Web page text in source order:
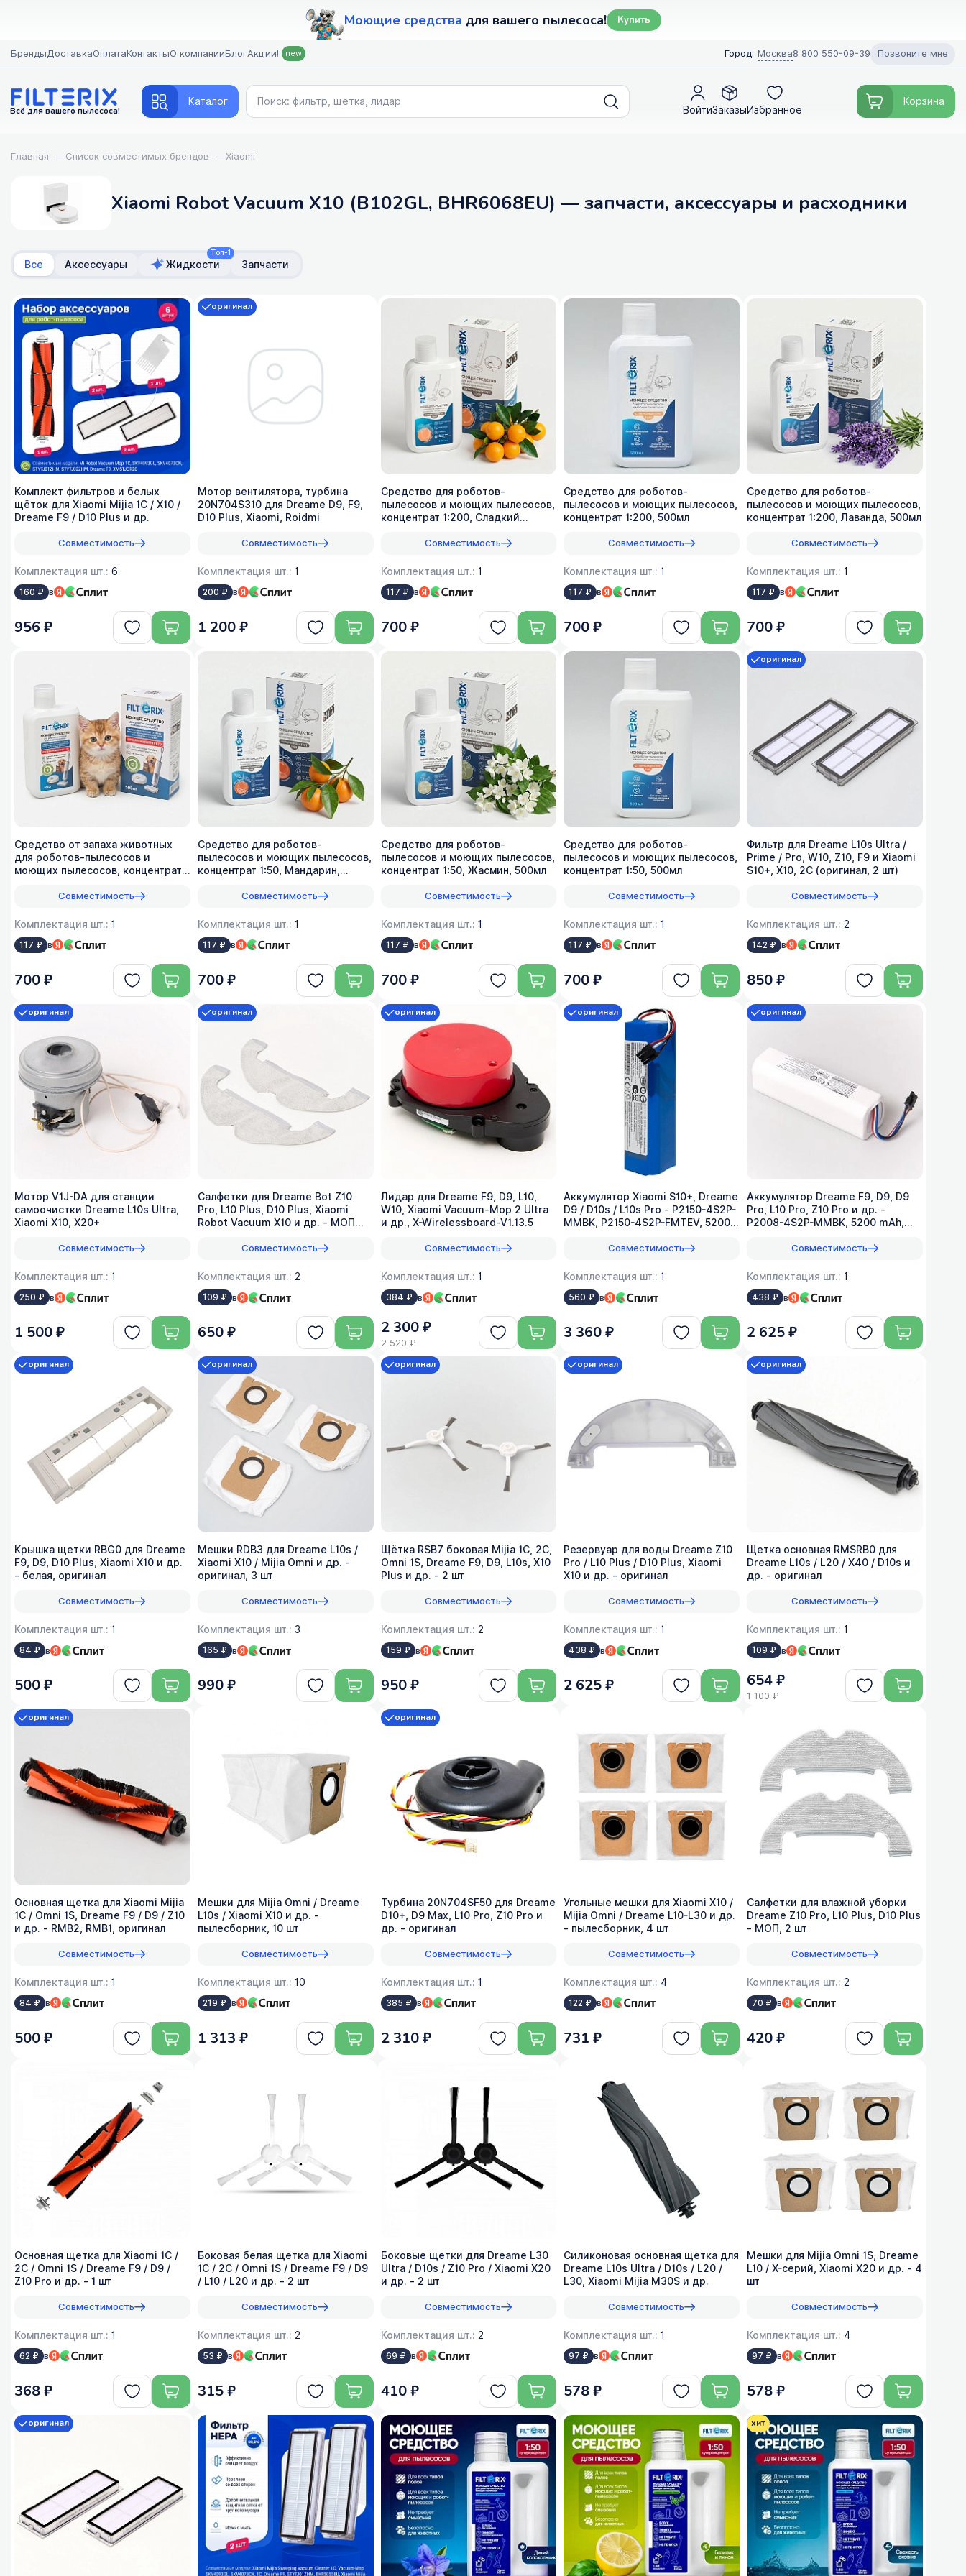
Моющие средства для вашего пылесоса! Купить
БрендыДоставкаОплатаКонтактыО компанииБлогАкции! new Город: Москва8 800 550-09-39 Позвоните мне
Всё для вашего пылесоса!
Каталог
ВойтиЗаказыИзбранное
Корзина
Главная —Список совместимых брендов —Xiaomi
Xiaomi Robot Vacuum X10 (B102GL, BHR6068EU) — запчасти, аксессуары и расходники
Все Аксессуары
Топ-1
Жидкости Запчасти
Комплект фильтров и белых
щёток для Xiaomi Mijia 1C / X10 /
Dreame F9 / D10 Plus и др.
Совместимость
Комплектация шт.: 6
160 ₽ в
956 ₽
Мотор вентилятора, турбина
20N704S310 для Dreame D9, F9,
D10 Plus, Xiaomi, Roidmi
Совместимость
Комплектация шт.: 1
200 ₽ в
оригинал
1 200 ₽
Средство для роботов-
пылесосов и моющих пылесосов,
концентрат 1:200, Сладкий
Совместимость
Комплектация шт.: 1
117 ₽ в
700 ₽
Средство для роботов-
пылесосов и моющих пылесосов,
концентрат 1:200, 500мл
Совместимость
Комплектация шт.:1
117 ₽ в
700 ₽
Средство для роботов-
пылесосов и моющих пылесосов,
концентрат 1:200, Лаванда, 500мл
Совместимость
Комплектация шт.:1
117 ₽ в
700 ₽
Средство от запаха животных
для роботов-пылесосов и
моющих пылесосов, концентрат
Совместимость
Комплектация шт.: 1
117 ₽ в
700 ₽
Средство для роботов-
пылесосов и моющих пылесосов,
концентрат 1:50, Мандарин,
Совместимость
Комплектация шт.: 1
117 ₽ в
700 ₽
Средство для роботов-
пылесосов и моющих пылесосов,
концентрат 1:50, Жасмин, 500мл
Совместимость
Комплектация шт.: 1
117 ₽ в
700 ₽
Средство для роботов-
пылесосов и моющих пылесосов,
концентрат 1:50, 500мл
Совместимость
Комплектация шт.:1
117 ₽ в
700 ₽
Фильтр для Dreame L10s Ultra /
Prime / Pro, W10, Z10, F9 и Xiaomi
S10+, X10, 2C (оригинал, 2 шт)
Совместимость
Комплектация шт.:2
142 ₽ в
оригинал
850 ₽
Мотор V1J-DA для станции
самоочистки Dreame L10s Ultra,
Xiaomi X10, X20+
Совместимость
Комплектация шт.: 1
250 ₽ в
оригинал
1 500 ₽
Салфетки для Dreame Bot Z10
Pro, L10 Plus, D10 Plus, Xiaomi
Robot Vacuum X10 и др. - МОП
Совместимость
Комплектация шт.: 2
109 ₽ в
оригинал
650 ₽
Лидар для Dreame F9, D9, L10,
W10, Xiaomi Vacuum-Mop 2 Ultra
и др., X-Wirelessboard-V1.13.5
Совместимость
Комплектация шт.: 1
384 ₽ в
оригинал
2 300 ₽
2 520 ₽
Аккумулятор Xiaomi S10+, Dreame
D9 / D10s / L10s Pro - P2150-4S2P-
MMBK, P2150-4S2P-FMTEV, 5200
Совместимость
Комплектация шт.:1
560 ₽ в
оригинал
3 360 ₽
Аккумулятор Dreame F9, D9, D9
Pro, L10 Pro, Z10 Pro и др. -
P2008-4S2P-MMBK, 5200 mAh,
Совместимость
Комплектация шт.:1
438 ₽ в
оригинал
2 625 ₽
Крышка щетки RBG0 для Dreame
F9, D9, D10 Plus, Xiaomi X10 и др.
- белая, оригинал
Совместимость
Комплектация шт.: 1
84 ₽ в
оригинал
500 ₽
Мешки RDB3 для Dreame L10s /
Xiaomi X10 / Mijia Omni и др. -
оригинал, 3 шт
Совместимость
Комплектация шт.: 3
165 ₽ в
оригинал
990 ₽
Щётка RSB7 боковая Mijia 1C, 2C,
Omni 1S, Dreame F9, D9, L10s, X10
Plus и др. - 2 шт
Совместимость
Комплектация шт.: 2
159 ₽ в
оригинал
950 ₽
Резервуар для воды Dreame Z10
Pro / L10 Plus / D10 Plus, Xiaomi
X10 и др. - оригинал
Совместимость
Комплектация шт.:1
438 ₽ в
оригинал
2 625 ₽
Щетка основная RMSRB0 для
Dreame L10s / L20 / X40 / D10s и
др. - оригинал
Совместимость
Комплектация шт.:1
109 ₽ в
оригинал
654 ₽
1 100 ₽
Основная щетка для Xiaomi Mijia
1C / Omni 1S, Dreame F9 / D9 / Z10
и др. - RMB2, RMB1, оригинал
Совместимость
Комплектация шт.: 1
84 ₽ в
оригинал
500 ₽
Мешки для Mijia Omni / Dreame
L10s / Xiaomi X10 и др. -
пылесборник, 10 шт
Совместимость
Комплектация шт.: 10
219 ₽ в
1 313 ₽
Турбина 20N704SF50 для Dreame
D10+, D9 Max, L10 Pro, Z10 Pro и
др. - оригинал
Совместимость
Комплектация шт.: 1
385 ₽ в
оригинал
2 310 ₽
Угольные мешки для Xiaomi X10 /
Mijia Omni / Dreame L10-L30 и др.
- пылесборник, 4 шт
Совместимость
Комплектация шт.: 4
122 ₽ в
731 ₽
Салфетки для влажной уборки
Dreame Z10 Pro, L10 Plus, D10 Plus
- МОП, 2 шт
Совместимость
Комплектация шт.:2
70 ₽ в
420 ₽
Основная щетка для Xiaomi 1C /
2C / Omni 1S / Dreame F9 / D9 /
Z10 Pro и др. - 1 шт
Совместимость
Комплектация шт.: 1
62 ₽ в
368 ₽
Боковая белая щетка для Xiaomi
1C / 2C / Omni 1S / Dreame F9 / D9
/ L10 / L20 и др. - 2 шт
Совместимость
Комплектация шт.: 2
53 ₽ в
315 ₽
Боковые щетки для Dreame L30
Ultra / D10s / Z10 Pro / Xiaomi X20
и др. - 2 шт
Совместимость
Комплектация шт.: 2
69 ₽ в
410 ₽
Силиконовая основная щетка для
Dreame L10s Ultra / D10s / L20 /
L30, Xiaomi Mijia M30S и др.
Совместимость
Комплектация шт.:1
97 ₽ в
578 ₽
Мешки для Mijia Omni 1S, Dreame
L10 / X-серий, Xiaomi X20 и др. - 4
шт
Совместимость
Комплектация шт.: 4
97 ₽ в
578 ₽
оригинал хит